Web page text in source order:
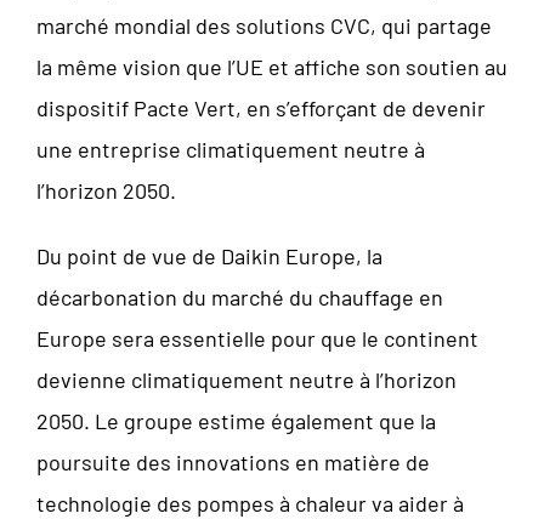
marché mondial des solutions CVC, qui partage
la même vision que l’UE et affiche son soutien au
dispositif Pacte Vert, en s’efforçant de devenir
une entreprise climatiquement neutre à
l’horizon 2050.
Du point de vue de Daikin Europe, la
décarbonation du marché du chauffage en
Europe sera essentielle pour que le continent
devienne climatiquement neutre à l’horizon
2050. Le groupe estime également que la
poursuite des innovations en matière de
technologie des pompes à chaleur va aider à